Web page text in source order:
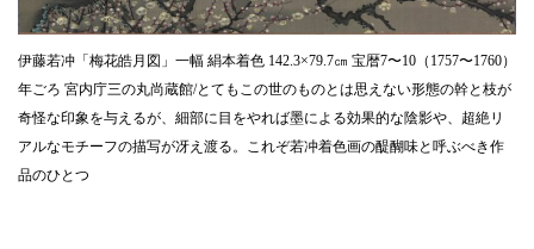
伊藤若冲「梅花皓月図」一幅 絹本着色 142.3×79.7㎝ 宝暦7〜10（1757〜1760）
年ごろ 宮内庁三の丸尚蔵館/とてもこの世のものとは思えない形態の幹と枝が
奇怪な印象を与えるが、細部に目をやれば墨による効果的な陰影や、超絶リ
アルなモチーフの描写が冴え渡る。これぞ若冲着色画の醍醐味と呼ぶべき作
品のひとつ